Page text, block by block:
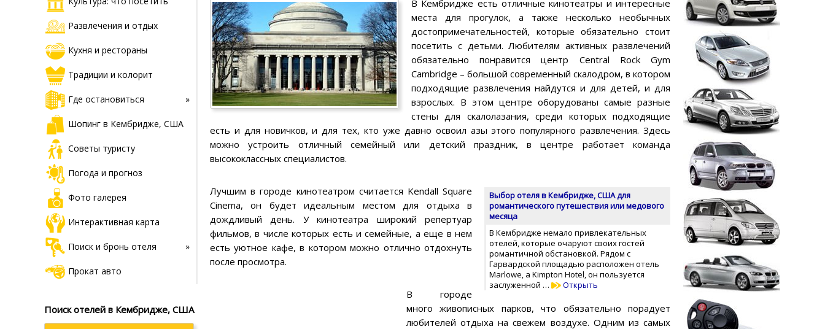
Развлечения и отдых
Кухня и рестораны
Традиции и колорит
Где остановиться
Шопинг в Кембридже, США
Советы туристу
Погода и прогноз
Фото галерея
Интерактивная карта
Поиск и бронь отеля
Прокат авто
Поиск отелей в Кембридже, США
В Кембридже есть отличные кинотеатры и интересные
места для прогулок, а также несколько необычных
достопримечательностей, которые обязательно стоит
посетить с детьми. Любителям активных развлечений
обязательно понравится центр Central Rock Gym
Cambridge – большой современный скалодром, в котором
подходящие развлечения найдутся и для детей, и для
взрослых. В этом центре оборудованы самые разные
стены для скалолазания, среди которых подходящие
есть и для новичков, и для тех, кто уже давно освоил азы этого популярного развлечения. Здесь
можно устроить отличный семейный или детский праздник, в центре работает команда
высококлассных специалистов.
Выбор отеля в Кембридже, США для
романтического путешествия или медового
месяца
В Кембридже немало привлекательных
отелей, которые очаруют своих гостей
романтичной обстановкой. Рядом с
Гарвардской площадью расположен отель
Marlowe, a Kimpton Hotel, он пользуется
заслуженной …
Открыть
Лучшим в городе кинотеатром считается Kendall Square
Cinema, он будет идеальным местом для отдыха в
дождливый день. У кинотеатра широкий репертуар
фильмов, в числе которых есть и семейные, а еще в нем
есть уютное кафе, в котором можно отлично отдохнуть
после просмотра.
В городе
много живописных парков, что обязательно порадует
любителей отдыха на свежем воздухе. Одним из самых